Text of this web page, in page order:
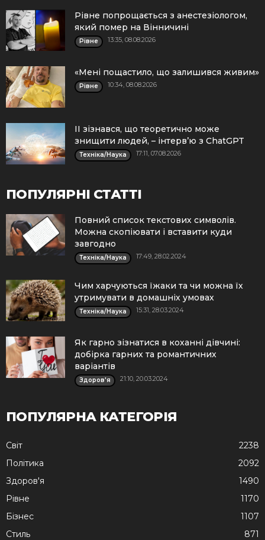
Рівне попрощається з анестезіологом,
який помер на Вінничині
Рівне 13:35, 08.08.2026
«Мені пощастило, що залишився живим»
Рівне 10:34, 08.08.2026
ІІ зізнався, що теоретично може
знищити людей, – інтерв’ю з ChatGPT
Техніка/Наука 17:11, 07.08.2026
ПОПУЛЯРНІ СТАТТІ
Повний список текстових символів.
Можна скопіювати і вставити куди
завгодно
Техніка/Наука 17:49, 28.02.2024
Чим харчуються їжаки та чи можна їх
утримувати в домашніх умовах
Техніка/Наука 15:31, 28.03.2024
Як гарно зізнатися в коханні дівчині:
добірка гарних та романтичних
варіантів
Здоров'я 21:10, 20.03.2024
ПОПУЛЯРНА КАТЕГОРІЯ
Cвіт
2238
Політика
2092
Здоров'я
1490
Рівне
1170
Бізнес
1107
Стиль
871